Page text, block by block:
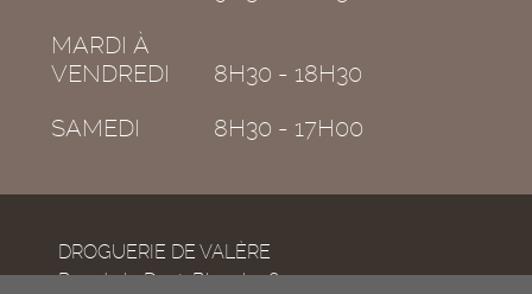
MARDI À
VENDREDI
8H30 - 18H30
SAMEDI
8H30 - 17H00
DROGUERIE DE VALÈRE
Rue de la Dent-Blanche 8